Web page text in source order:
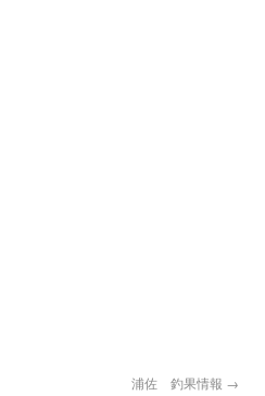
浦佐 釣果情報 →